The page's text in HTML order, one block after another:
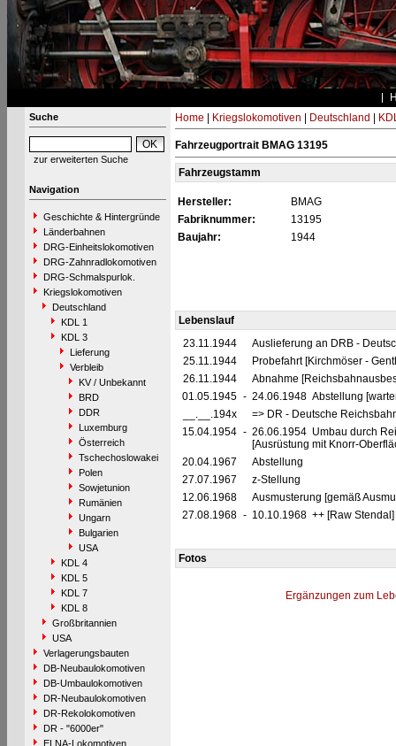
Suche
zur erweiterten Suche
Navigation
Geschichte & Hintergründe
Länderbahnen
DRG-Einheitslokomotiven
DRG-Zahnradlokomotiven
DRG-Schmalspurlok.
Kriegslokomotiven
Deutschland
KDL 1
KDL 3
Lieferung
Verbleib
KV / Unbekannt
BRD
DDR
Luxemburg
Österreich
Tschechoslowakei
Polen
Sowjetunion
Rumänien
Ungarn
Bulgarien
USA
KDL 4
KDL 5
KDL 7
KDL 8
Großbritannien
USA
Verlagerungsbauten
DB-Neubaulokomotiven
DB-Umbaulokomotiven
DR-Neubaulokomotiven
DR-Rekolokomotiven
DR - "6000er"
ELNA-Lokomotiven
Home Kriegslokomotiven Deutschland
Fahrzeugportrait BMAG 13195
Fahrzeugstamm
Hersteller:
BMAG
Fabriknummer:
13195
Baujahr:
1944
Lebenslauf
23.11.1944
Auslieferung an DRB -
25.11.1944
Probefahrt [Kirchmöser -
26.11.1944
Abnahme
01.05.1945 - 24.06.1948 Abstellung
__.__.194x
=> DR - Deutsche
15.04.1954 - 26.06.1954 Umbau durch
[Ausrüstung mit Knorr-
20.04.1967
Abstellung
27.07.1967
z-Stellung
12.06.1968
Ausmusterung [gemäß
27.08.1968 - 10.10.1968 ++ [Raw Stendal]
Fotos
Ergänzungen zum